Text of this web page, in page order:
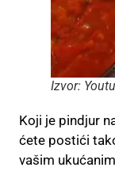
Izvor:
Koji je pindjur
ćete postići
vašim